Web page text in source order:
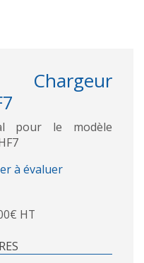
Chargeur
pour le modèle
à évaluer
HT